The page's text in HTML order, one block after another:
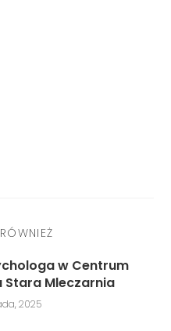
w Centrum
Stara Mleczarnia
2025